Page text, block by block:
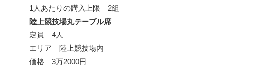
1人あたりの購入上限 2組
陸上競技場丸テーブル席
定員 4人
エリア 陸上競技場内
価格 3万2000円